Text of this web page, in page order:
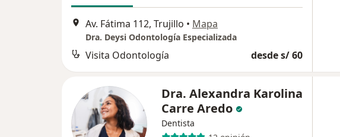
Av. Fátima 112, Trujillo • Mapa
Dra. Deysi Odontología Especializada
Visita Odontología desde s/ 60
Dra. Alexandra Karolina
Carre Aredo
Dentista